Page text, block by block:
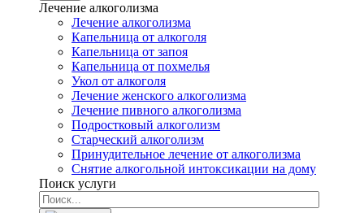
Лечение алкоголизма
Лечение алкоголизма
Капельница от алкоголя
Капельница от запоя
Капельница от похмелья
Укол от алкоголя
Лечение женского алкоголизма
Лечение пивного алкоголизма
Подростковый алкоголизм
Старческий алкоголизм
Принудительное лечение от алкоголизма
Снятие алкогольной интоксикации на дому
Поиск услуги